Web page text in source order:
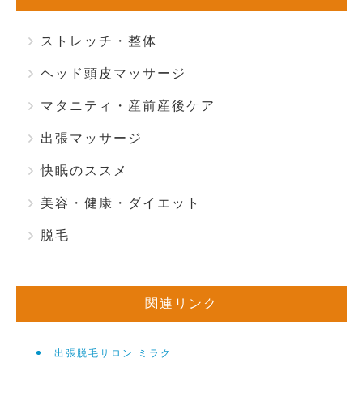
ストレッチ・整体
ヘッド頭皮マッサージ
マタニティ・産前産後ケア
出張マッサージ
快眠のススメ
美容・健康・ダイエット
脱毛
関連リンク
出張脱毛サロン ミラク